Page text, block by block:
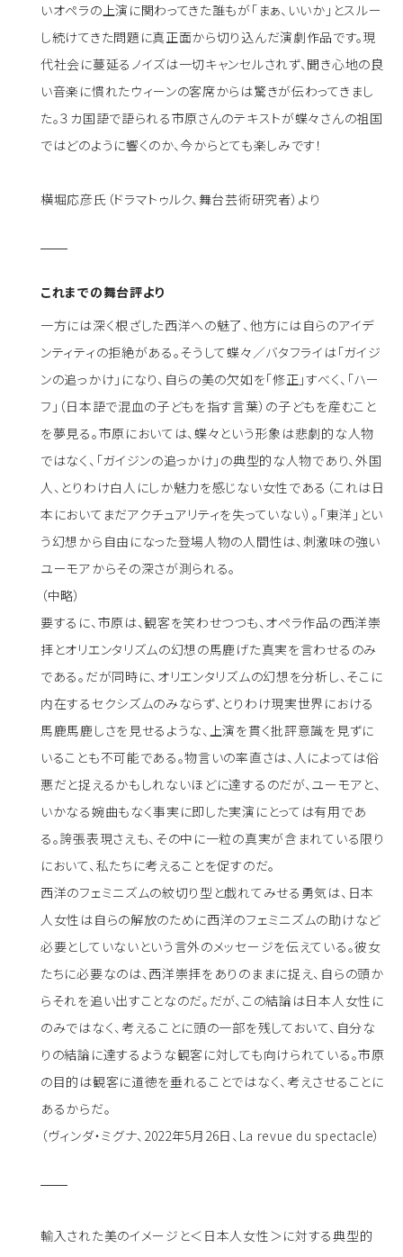
いオペラの上演に関わってきた誰もが「まぁ、いいか」とスルー
し続けてきた問題に真正面から切り込んだ演劇作品です。現
代社会に蔓延るノイズは一切キャンセルされず、聞き心地の良
い音楽に慣れたウィーンの客席からは驚きが伝わってきまし
た。３カ国語で語られる市原さんのテキストが蝶々さんの祖国
ではどのように響くのか、今からとても楽しみです！
横堀応彦氏（ドラマトゥルク、舞台芸術研究者）より
これまでの舞台評より
一方には深く根ざした西洋への魅了、他方には自らのアイデ
ンティティの拒絶がある。そうして蝶々／バタフライは「ガイジ
ンの追っかけ」になり、自らの美の欠如を「修正」すべく、「ハー
フ」（日本語で混血の子どもを指す言葉）の子どもを産むこと
を夢見る。市原においては、蝶々という形象は悲劇的な人物
ではなく、「ガイジンの追っかけ」の典型的な人物であり、外国
人、とりわけ白人にしか魅力を感じない女性である（これは日
本においてまだアクチュアリティを失っていない）。「東洋」とい
う幻想から自由になった登場人物の人間性は、刺激味の強い
ユーモアからその深さが測られる。
（中略）
要するに、市原は、観客を笑わせつつも、オペラ作品の西洋崇
拝とオリエンタリズムの幻想の馬鹿げた真実を言わせるのみ
である。だが同時に、オリエンタリズムの幻想を分析し、そこに
内在するセクシズムのみならず、とりわけ現実世界における
馬鹿馬鹿しさを見せるような、上演を貫く批評意識を見ずに
いることも不可能である。物言いの率直さは、人によっては俗
悪だと捉えるかもしれないほどに達するのだが、ユーモアと、
いかなる婉曲もなく事実に即した実演にとっては有用であ
る。誇張表現さえも、その中に一粒の真実が含まれている限り
において、私たちに考えることを促すのだ。
西洋のフェミニズムの紋切り型と戯れてみせる勇気は、日本
人女性は自らの解放のために西洋のフェミニズムの助けなど
必要としていないという言外のメッセージを伝えている。彼女
たちに必要なのは、西洋崇拝をありのままに捉え、自らの頭か
らそれを追い出すことなのだ。だが、この結論は日本人女性に
のみではなく、考えることに頭の一部を残しておいて、自分な
りの結論に達するような観客に対しても向けられている。市原
の目的は観客に道徳を垂れることではなく、考えさせることに
あるからだ。
（ヴィンダ・ミグナ、2022年5月26日、La revue du spectacle）
輸入された美のイメージと＜日本人女性＞に対する典型的